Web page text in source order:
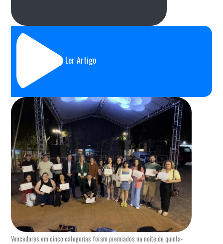
Ler Artigo
Vencedores em cinco categorias foram premiados na noite de quinta-